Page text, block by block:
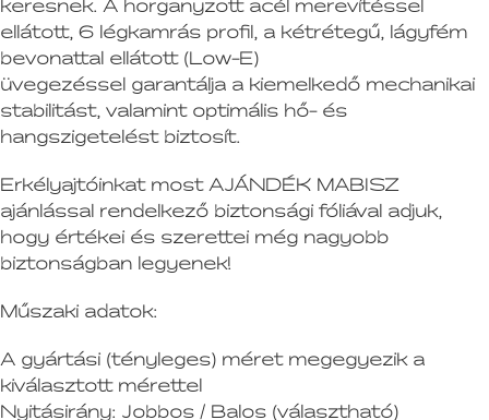
keresnek. A horganyzott acél merevítéssel
ellátott, 6 légkamrás profil, a kétrétegű, lágyfém
bevonattal ellátott (Low-E)
üvegezéssel garantálja a kiemelkedő mechanikai
stabilitást, valamint optimális hő- és
hangszigetelést biztosít.
Erkélyajtóinkat most AJÁNDÉK MABISZ
ajánlással rendelkező biztonsági fóliával adjuk,
hogy értékei és szerettei még nagyobb
biztonságban legyenek!
Műszaki adatok:
A gyártási (tényleges) méret megegyezik a
kiválasztott mérettel
Nyitásirány: Jobbos / Balos (választható)